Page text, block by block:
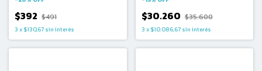
$392 $491
3 x $130,67 sin interés
$30.260 $35.600
3 x $10.086,67 sin interés